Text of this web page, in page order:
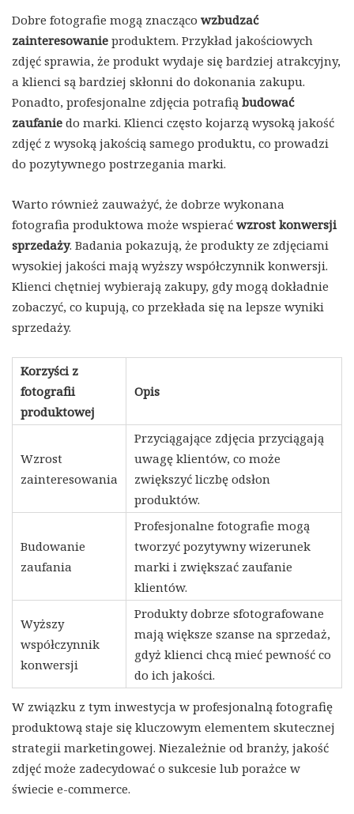
Dobre fotografie mogą znacząco wzbudzać
zainteresowanie produktem. Przykład jakościowych
zdjęć sprawia, że produkt wydaje się bardziej atrakcyjny,
a klienci są bardziej skłonni do dokonania zakupu.
Ponadto, profesjonalne zdjęcia potrafią budować
zaufanie do marki. Klienci często kojarzą wysoką jakość
zdjęć z wysoką jakością samego produktu, co prowadzi
do pozytywnego postrzegania marki.
Warto również zauważyć, że dobrze wykonana
fotografia produktowa może wspierać wzrost konwersji
sprzedaży. Badania pokazują, że produkty ze zdjęciami
wysokiej jakości mają wyższy współczynnik konwersji.
Klienci chętniej wybierają zakupy, gdy mogą dokładnie
zobaczyć, co kupują, co przekłada się na lepsze wyniki
sprzedaży.
Korzyści z
fotografii
produktowej
Opis
Wzrost
zainteresowania
Przyciągające zdjęcia przyciągają
uwagę klientów, co może
zwiększyć liczbę odsłon
produktów.
Budowanie
zaufania
Profesjonalne fotografie mogą
tworzyć pozytywny wizerunek
marki i zwiększać zaufanie
klientów.
Wyższy
współczynnik
konwersji
Produkty dobrze sfotografowane
mają większe szanse na sprzedaż,
gdyż klienci chcą mieć pewność co
do ich jakości.
W związku z tym inwestycja w profesjonalną fotografię
produktową staje się kluczowym elementem skutecznej
strategii marketingowej. Niezależnie od branży, jakość
zdjęć może zadecydować o sukcesie lub porażce w
świecie e-commerce.